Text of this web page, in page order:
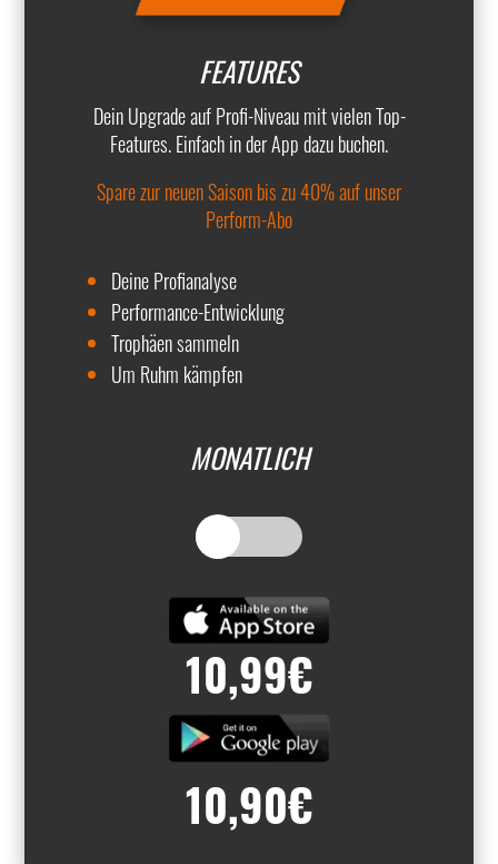
FEATURES
Dein Upgrade auf Profi-Niveau mit vielen Top-
Features. Einfach in der App dazu buchen.
Spare zur neuen Saison bis zu 40% auf unser
Perform-Abo
Deine Profianalyse
Performance-Entwicklung
Trophäen sammeln
Um Ruhm kämpfen
MONATLICH
10,99€
10,90€